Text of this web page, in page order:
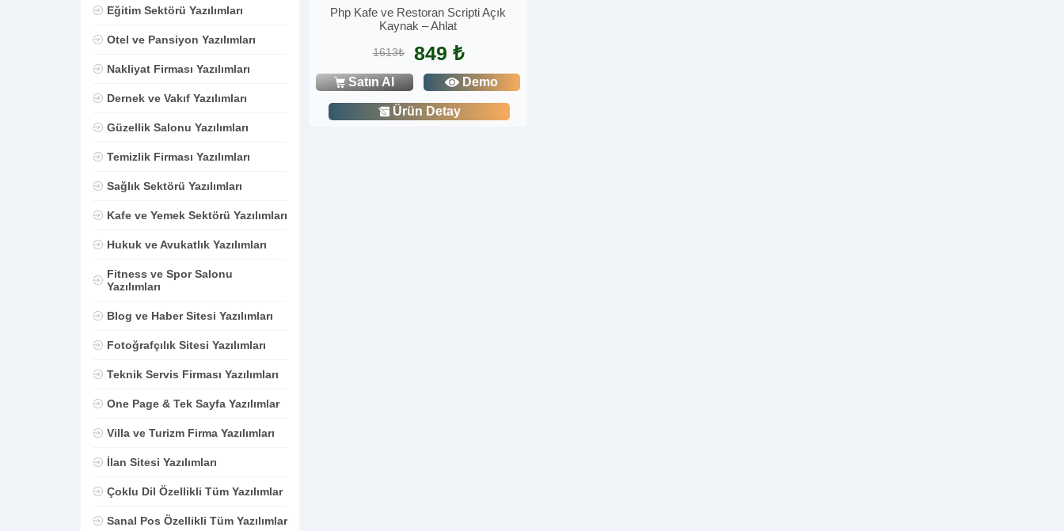
Eğitim Sektörü Yazılımları
Otel ve Pansiyon Yazılımları
Nakliyat Firması Yazılımları
Dernek ve Vakıf Yazılımları
Güzellik Salonu Yazılımları
Temizlik Firması Yazılımları
Sağlık Sektörü Yazılımları
Kafe ve Yemek Sektörü Yazılımları
Hukuk ve Avukatlık Yazılımları
Fitness ve Spor Salonu
Yazılımları
Blog ve Haber Sitesi Yazılımları
Fotoğrafçılık Sitesi Yazılımları
Teknik Servis Firması Yazılımları
One Page & Tek Sayfa Yazılımlar
Villa ve Turizm Firma Yazılımları
İlan Sitesi Yazılımları
Çoklu Dil Özellikli Tüm Yazılımlar
Sanal Pos Özellikli Tüm Yazılımlar
Php Kafe ve Restoran Scripti Açık
Kaynak – Ahlat
1613₺ 849 ₺
Satın Al Demo
Ürün Detay